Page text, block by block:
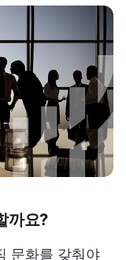
까요?
문화를 갖춰야